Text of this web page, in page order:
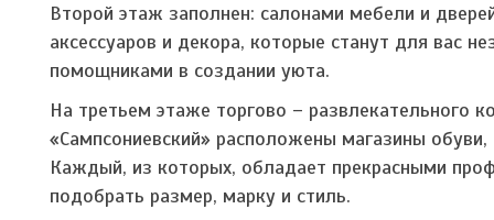
Второй этаж заполнен: салонами мебели и
аксессуаров и декора, которые станут для вас
помощниками в создании уюта.
На третьем этаже торгово – развлекательного
«Сампсониевский» расположены магазины
Каждый, из которых, обладает прекрасными
подобрать размер, марку и стиль.